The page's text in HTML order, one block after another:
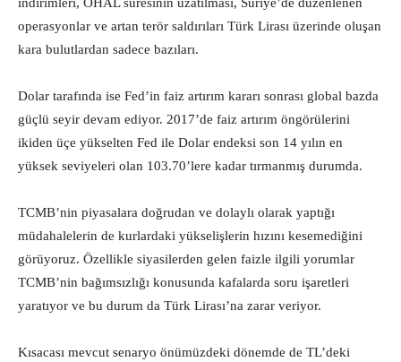
operasyonlar ve artan terör saldırıları Türk Lirası üzerinde oluşan
kara bulutlardan sadece bazıları.
Dolar tarafında ise Fed’in faiz artırım kararı sonrası global bazda
güçlü seyir devam ediyor. 2017’de faiz artırım öngörülerini
ikiden üçe yükselten Fed ile Dolar endeksi son 14 yılın en
yüksek seviyeleri olan 103.70’lere kadar tırmanmış durumda.
TCMB’nin piyasalara doğrudan ve dolaylı olarak yaptığı
müdahalelerin de kurlardaki yükselişlerin hızını kesemediğini
görüyoruz. Özellikle siyasilerden gelen faizle ilgili yorumlar
TCMB’nin bağımsızlığı konusunda kafalarda soru işaretleri
yaratıyor ve bu durum da Türk Lirası’na zarar veriyor.
Kısacası mevcut senaryo önümüzdeki dönemde de TL’deki